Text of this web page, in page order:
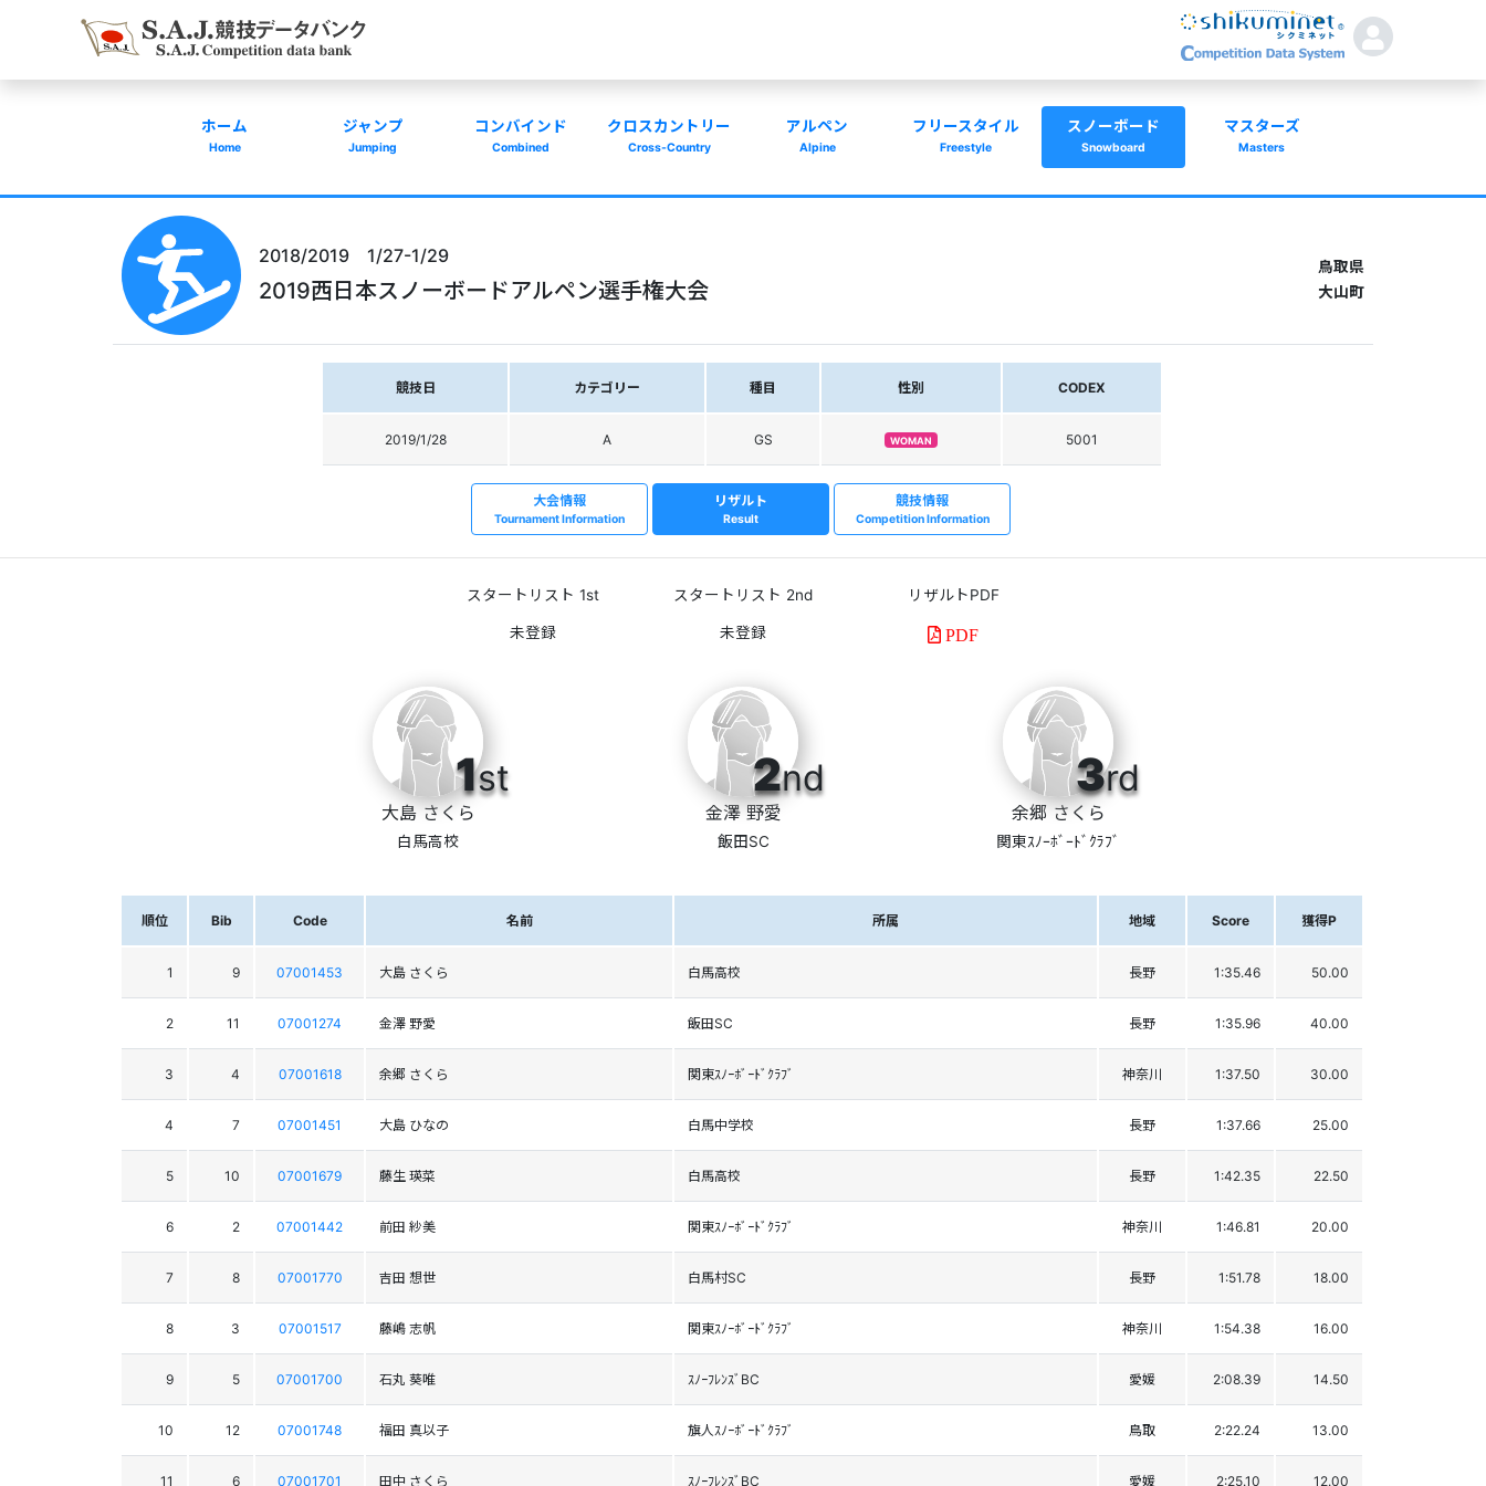
ホーム
Home
ジャンプ
Jumping
コンバインド
Combined
クロスカントリー
Cross-Country
アルペン
Alpine
フリースタイル
Freestyle
スノーボード
Snowboard
マスターズ
Masters
2018/2019 1/27-1/29
2019西日本スノーボードアルペン選手権大会
鳥取県
大山町
競技日 カテゴリー 種目 性別 CODEX
2019/1/28 A GS WOMAN 5001
大会情報
Tournament Information
リザルト
Result
競技情報
Competition Information
スタートリスト 1st スタートリスト 2nd リザルトPDF
PDF
1st
大島 さくら
白馬高校
2nd
金澤 野愛
飯田SC
3rd
余郷 さくら
関東ｽﾉｰﾎﾞｰﾄﾞｸﾗﾌﾞ
順位 Bib Code 名前 所属 地域 Score 獲得P
1 9 07001453 大島 さくら 白馬高校 長野 1:35.46 50.00
2 11 07001274 金澤 野愛 飯田SC 長野 1:35.96 40.00
3 4 07001618 余郷 さくら 関東ｽﾉｰﾎﾞｰﾄﾞｸﾗﾌﾞ 神奈川 1:37.50 30.00
4 7 07001451 大島 ひなの 白馬中学校 長野 1:37.66 25.00
5 10 07001679 藤生 瑛菜 白馬高校 長野 1:42.35 22.50
6 2 07001442 前田 紗美 関東ｽﾉｰﾎﾞｰﾄﾞｸﾗﾌﾞ 神奈川 1:46.81 20.00
7 8 07001770 吉田 想世 白馬村SC 長野 1:51.78 18.00
8 3 07001517 藤嶋 志帆 関東ｽﾉｰﾎﾞｰﾄﾞｸﾗﾌﾞ 神奈川 1:54.38 16.00
9 5 07001700 石丸 葵唯 ｽﾉｰﾌﾚﾝｽﾞBC 愛媛 2:08.39 14.50
10 12 07001748 福田 真以子 旗人ｽﾉｰﾎﾞｰﾄﾞｸﾗﾌﾞ 鳥取 2:22.24 13.00
11 6 07001701 田中 さくら ｽﾉｰﾌﾚﾝｽﾞBC 愛媛 2:25.10 12.00